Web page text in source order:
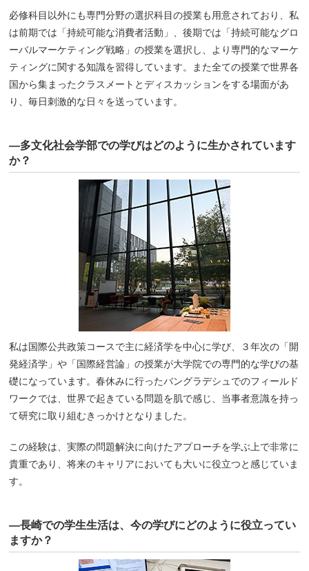
必修科目以外にも専門分野の選択科目の授業も用意されており、私
は前期では「持続可能な消費者活動」、後期では「持続可能なグロ
ーバルマーケティング戦略」の授業を選択し、より専門的なマーケ
ティングに関する知識を習得しています。また全ての授業で世界各
国から集まったクラスメートとディスカッションをする場面があ
り、毎日刺激的な日々を送っています。
―多文化社会学部での学びはどのように生かされています
か？
私は国際公共政策コースで主に経済学を中心に学び、３年次の「開
発経済学」や「国際経営論」の授業が大学院での専門的な学びの基
礎になっています。春休みに行ったバングラデシュでのフィールド
ワークでは、世界で起きている問題を肌で感じ、当事者意識を持っ
て研究に取り組むきっかけとなりました。
この経験は、実際の問題解決に向けたアプローチを学ぶ上で非常に
貴重であり、将来のキャリアにおいても大いに役立つと感じていま
す。
―長崎での学生生活は、今の学びにどのように役立ってい
ますか？